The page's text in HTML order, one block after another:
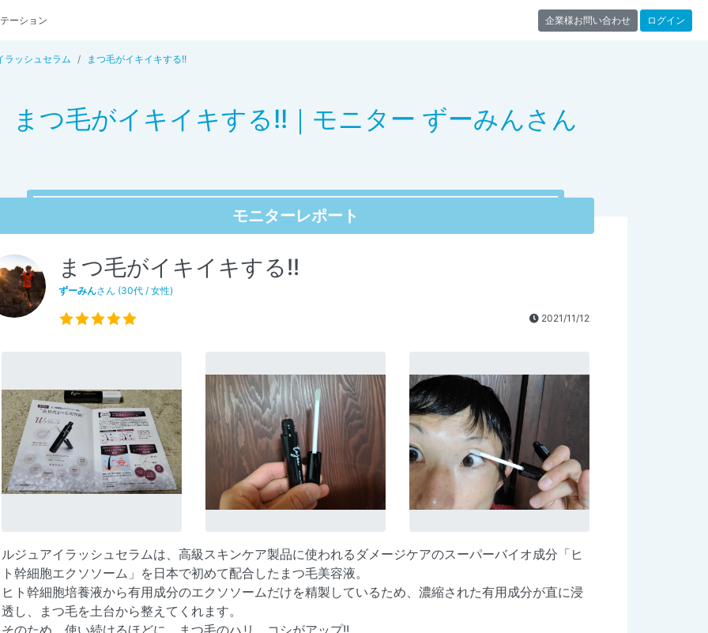
ーション 企業様お問い合わせ ログイン
ラッシュセラム まつ毛がイキイキする!!
まつ毛がイキイキする!!｜モニター ずーみんさん
モニターレポート
まつ毛がイキイキする!!
ずーみんさん (30代 / 女性)
2021/11/12
ルジュアイラッシュセラムは、高級スキンケア製品に使われるダメージケアのスーパーバイオ成分「ヒ
ト幹細胞エクソソーム」を日本で初めて配合したまつ毛美容液。
ヒト幹細胞培養液から有用成分のエクソソームだけを精製しているため、濃縮された有用成分が直に浸
透し、まつ毛を土台から整えてくれます。
そのため、使い続けるほどに、まつ毛のハリ、コシがアップ!!